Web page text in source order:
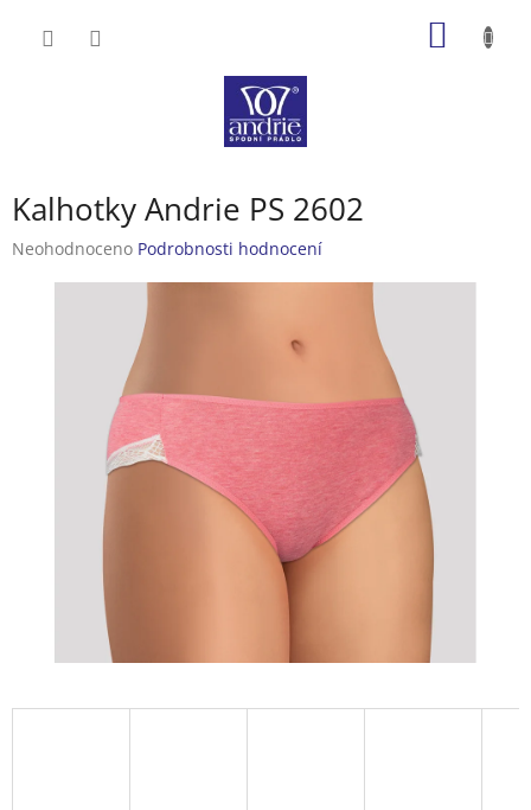
Kalhotky Andrie PS 2602
Průměrné
Neohodnoceno Podrobnosti hodnocení